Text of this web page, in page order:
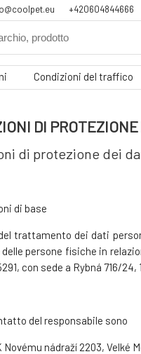
+420604844666
Condizioni del traffico
DI
di protezione dei
di base
trattamento dei dati
persone fisiche in
con sede a Rybná 716/
del responsabile sono
nádraží 2203, Velké